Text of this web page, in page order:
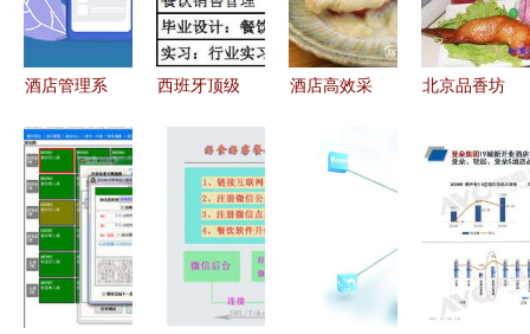
酒店管理系
论文 整合
餐饮管理模
块的毕业设
计实现
西班牙顶级
士项目开放
申请，餐饮
管理方向备
受瞩目
酒店高效采
食饭批发厂
北京品香坊
限责任公司
专业餐饮管
理助力披
萨、鸡翅包
饭与烤猪蹄